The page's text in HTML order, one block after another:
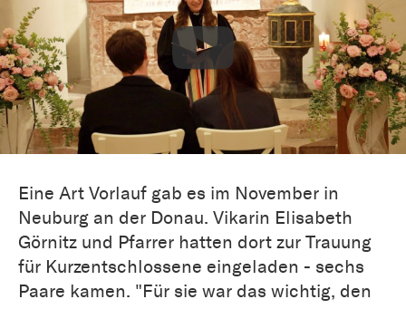
Eine Art Vorlauf gab es im November in
Neuburg an der Donau. Vikarin Elisabeth
Görnitz und Pfarrer hatten dort zur Trauung
für Kurzentschlossene eingeladen - sechs
Paare kamen. "Für sie war das wichtig, den